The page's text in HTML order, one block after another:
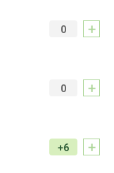
+
0
+
0
+
+6